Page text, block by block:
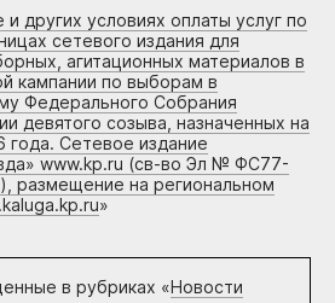
других условиях оплаты услуг по
сетевого издания для
агитационных материалов в
кампании по выборам в
Федерального Собрания
девятого созыва, назначенных на
года. Сетевое издание
www.kp.ru (св-во Эл № ФС77-
размещение на региональном
»
в рубриках «Новости